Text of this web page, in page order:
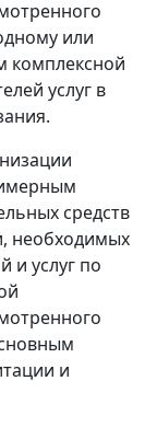
или
комплексной
услуг в
средств
необходимых
и услуг по
и